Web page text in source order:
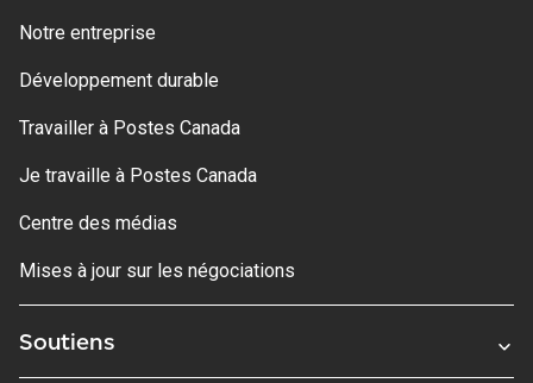
Notre entreprise
Développement durable
Travailler à Postes Canada
Je travaille à Postes Canada
Centre des médias
Mises à jour sur les négociations
Soutiens